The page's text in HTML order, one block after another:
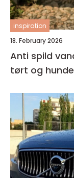
inspiration
18. February 2026
Anti spild
tørt og